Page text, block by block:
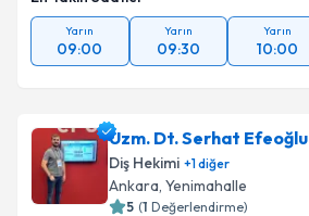
Yarın
09:00
Yarın
09:30
Yarın
10:00
Uzm. Dt. Serhat Efeoğlu
Diş Hekimi +1diğer
Ankara, Yenimahalle
5 (1 Değerlendirme)